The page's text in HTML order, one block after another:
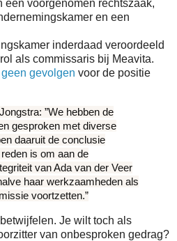
een voorgenomen rechtszaak,
en een
inderdaad veroordeeld
als commissaris bij Meavita.
gevolgen voor de positie
”We hebben de
gesproken met diverse
daaruit de conclusie
is om aan de
van Ada van der Veer
haar werkzaamheden als
voortzetten.”
Je wilt toch als
van onbesproken gedrag?